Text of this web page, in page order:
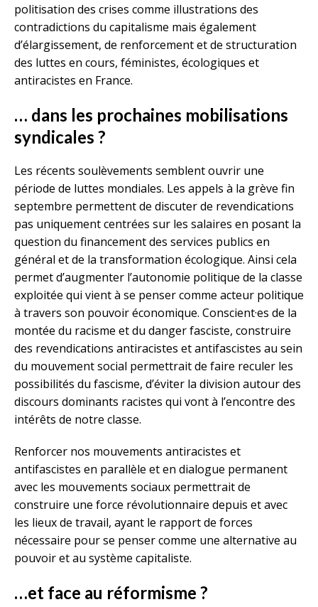
politisation des crises comme illustrations des
contradictions du capitalisme mais également
d’élargissement, de renforcement et de structuration
des luttes en cours, féministes, écologiques et
antiracistes en France.
… dans les prochaines mobilisations
syndicales ?
Les récents soulèvements semblent ouvrir une
période de luttes mondiales. Les appels à la grève fin
septembre permettent de discuter de revendications
pas uniquement centrées sur les salaires en posant la
question du financement des services publics en
général et de la transformation écologique. Ainsi cela
permet d’augmenter l’autonomie politique de la classe
exploitée qui vient à se penser comme acteur politique
à travers son pouvoir économique. Conscient·es de la
montée du racisme et du danger fasciste, construire
des revendications antiracistes et antifascistes au sein
du mouvement social permettrait de faire reculer les
possibilités du fascisme, d’éviter la division autour des
discours dominants racistes qui vont à l’encontre des
intérêts de notre classe.
Renforcer nos mouvements antiracistes et
antifascistes en parallèle et en dialogue permanent
avec les mouvements sociaux permettrait de
construire une force révolutionnaire depuis et avec
les lieux de travail, ayant le rapport de forces
nécessaire pour se penser comme une alternative au
pouvoir et au système capitaliste.
…et face au réformisme ?